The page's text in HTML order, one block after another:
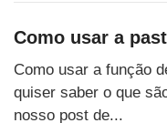
Como usar a
Como usar a função
quiser saber o que
nosso post de...